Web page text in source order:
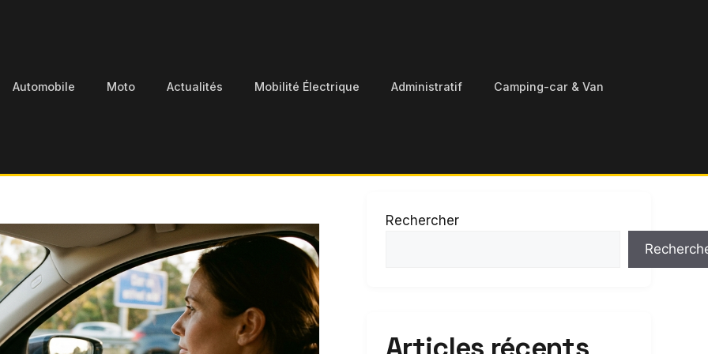
Automobile Moto Actualités Mobilité Électrique Administratif Camping-car & Van
Rechercher